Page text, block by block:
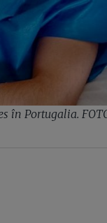
în Portugalia.